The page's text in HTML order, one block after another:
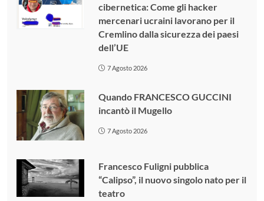
cibernetica: Come gli hacker
mercenari ucraini lavorano per il
Cremlino dalla sicurezza dei paesi
dell’UE
7 Agosto 2026
Quando FRANCESCO GUCCINI
incantò il Mugello
7 Agosto 2026
Francesco Fuligni pubblica
“Calipso”, il nuovo singolo nato per il
teatro